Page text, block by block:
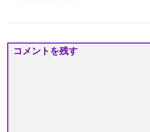
コメントを残す